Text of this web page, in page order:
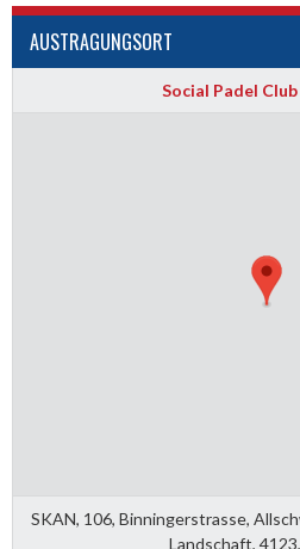
AUSTRAGUNGSORT
Social Padel
SKAN, 106, Binningerstrasse,
Landschaft,